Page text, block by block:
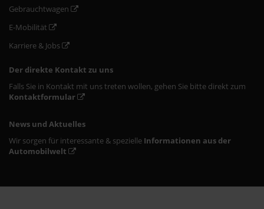
Gebrauchtwagen
E-Mobilität
Karriere & Jobs
Der direkte Kontakt zu uns
Falls Sie in Kontakt mit uns treten wollen, gehen Sie bitte direkt zum
Kontaktformular
News und Aktuelles
Wir sorgen für interessante & spezielle Informationen aus der
Automobilwelt